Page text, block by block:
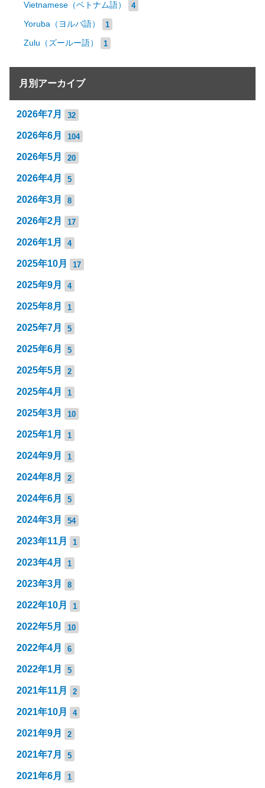
Vietnamese（ベトナム語） 4
Yoruba（ヨルバ語） 1
Zulu（ズールー語） 1
月別アーカイブ
2026年7月 32
2026年6月 104
2026年5月 20
2026年4月 5
2026年3月 8
2026年2月 17
2026年1月 4
2025年10月 17
2025年9月 4
2025年8月 1
2025年7月 5
2025年6月 5
2025年5月 2
2025年4月 1
2025年3月 10
2025年1月 1
2024年9月 1
2024年8月 2
2024年6月 5
2024年3月 54
2023年11月 1
2023年4月 1
2023年3月 8
2022年10月 1
2022年5月 10
2022年4月 6
2022年1月 5
2021年11月 2
2021年10月 4
2021年9月 2
2021年7月 5
2021年6月 1